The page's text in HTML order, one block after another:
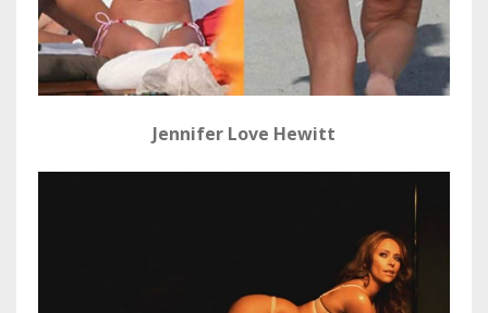
Jennifer Love Hewitt